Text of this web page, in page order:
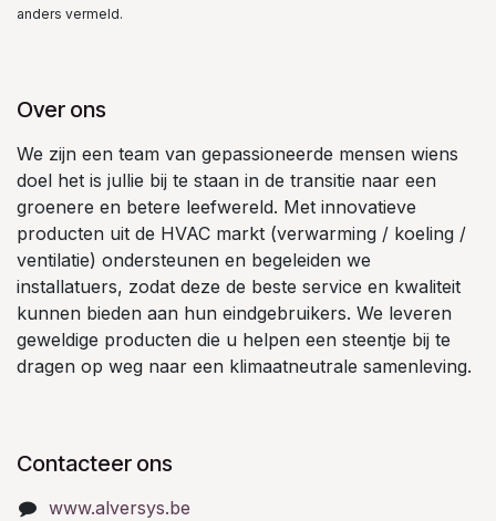
anders vermeld.
Over ons
We zijn een team van gepassioneerde mensen wiens
doel het is jullie bij te staan in de transitie naar een
groenere en betere leefwereld. Met innovatieve
producten uit de HVAC markt (verwarming / koeling /
ventilatie) ondersteunen en begeleiden we
installatuers, zodat deze de beste service en kwaliteit
kunnen bieden aan hun eindgebruikers. We leveren
geweldige producten die u helpen een steentje bij te
dragen op weg naar een klimaatneutrale samenleving.
Contacteer ons
www.alversys.be